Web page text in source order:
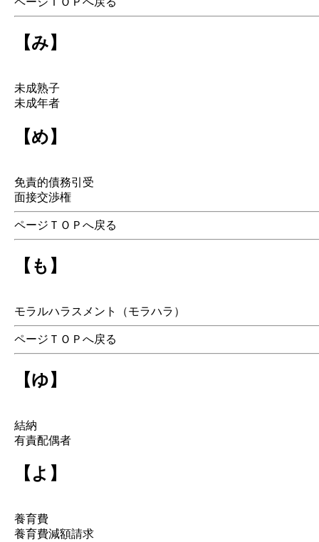
【み】
未成熟子
未成年者
【め】
免責的債務引受
面接交渉権
ページＴＯＰへ戻る
【も】
モラルハラスメント（モラハラ）
ページＴＯＰへ戻る
【ゆ】
結納
有責配偶者
【よ】
養育費
養育費減額請求